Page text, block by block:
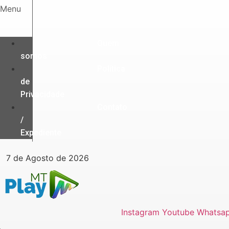
Ir
conteúdo
Menu
somos
de
Privacidade
/
Expediente
7 de Agosto de 2026
Instagram Youtube